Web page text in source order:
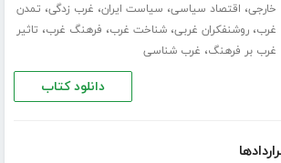
خارجی، اقتصاد سیاسی، سیاست ایران، غرب زدگی، تمدن
غرب،روشنفکران غربی،شناخت غرب، فرهنگ غرب، تاثیر
غرب بر فرهنگ، غرب شناسی
دانلود کتاب